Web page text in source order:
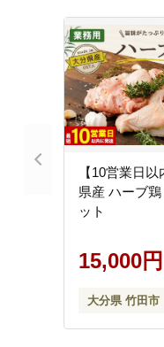
【10営業日
県産 ハーブ
ット
15,000円
大分県 竹田市